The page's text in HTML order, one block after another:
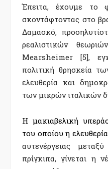
Έπειτα, έχουμε το
σκοντάφτοντας στο
Δαμασκό,
ρεαλιστικών
Mearsheimer [5],
πολιτική θρησκεία
ελευθερία και
των μικρών ιταλικών
Η μακιαβελική
του οποίου η
αυτενέργειας
πρίγκιπα, γίνεται η